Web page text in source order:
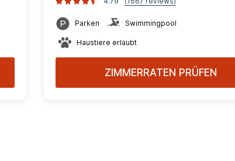
Parken Swimmingpool
Haustiere erlaubt
ZIMMERRATEN PRÜFEN